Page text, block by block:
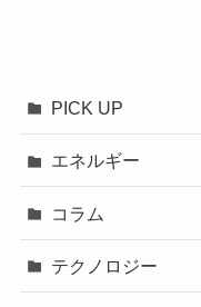
PICK UP
エネルギー
コラム
テクノロジー